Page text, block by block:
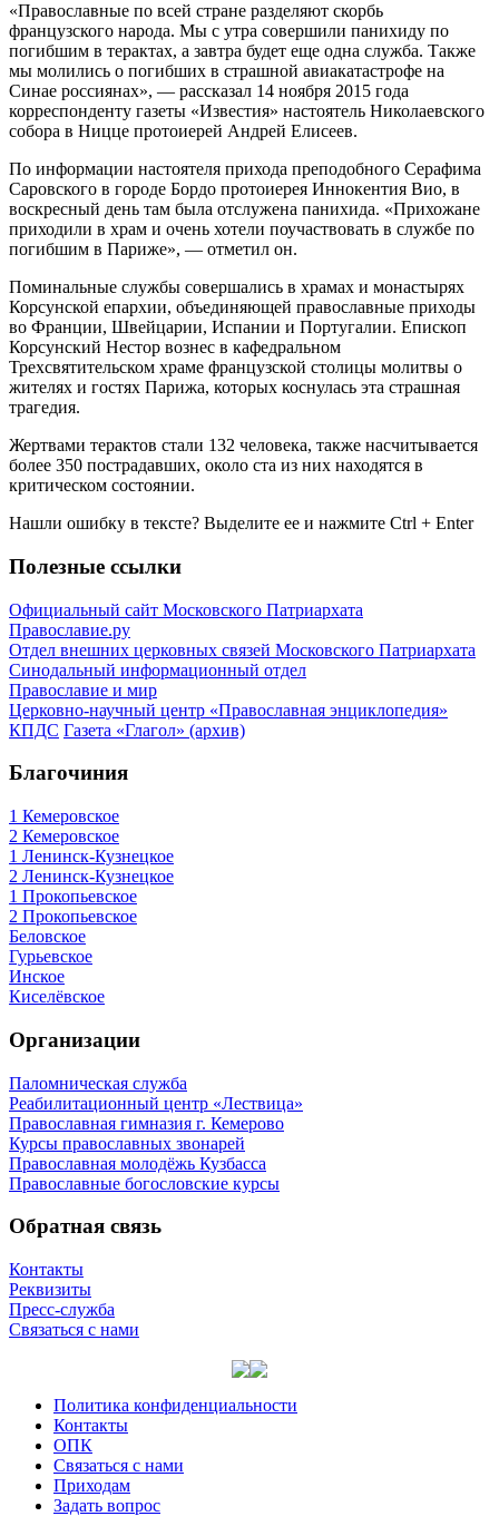
«Православные по всей стране разделяют скорбь
французского народа. Мы с утра совершили панихиду по
погибшим в терактах, а завтра будет еще одна служба. Также
мы молились о погибших в страшной авиакатастрофе на
Синае россиянах», — рассказал 14 ноября 2015 года
корреспонденту газеты «Известия» настоятель Николаевского
собора в Ницце протоиерей Андрей Елисеев.
По информации настоятеля прихода преподобного Серафима
Саровского в городе Бордо протоиерея Иннокентия Вио, в
воскресный день там была отслужена панихида. «Прихожане
приходили в храм и очень хотели поучаствовать в службе по
погибшим в Париже», — отметил он.
Поминальные службы совершались в храмах и монастырях
Корсунской епархии, объединяющей православные приходы
во Франции, Швейцарии, Испании и Португалии. Епископ
Корсунский Нестор вознес в кафедральном
Трехсвятительском храме французской столицы молитвы о
жителях и гостях Парижа, которых коснулась эта страшная
трагедия.
Жертвами терактов стали 132 человека, также насчитывается
более 350 пострадавших, около ста из них находятся в
критическом состоянии.
Нашли ошибку в тексте? Выделите ее и нажмите Ctrl + Enter
Полезные ссылки
Официальный сайт Московского Патриархата
Православие.ру
Отдел внешних церковных связей Московского Патриархата
Синодальный информационный отдел
Православие и мир
Церковно-научный центр «Православная энциклопедия»
КПДС Газета «Глагол» (архив)
Благочиния
1 Кемеровское
2 Кемеровское
1 Ленинск-Кузнецкое
2 Ленинск-Кузнецкое
1 Прокопьевское
2 Прокопьевское
Беловское
Гурьевское
Инское
Киселёвское
Организации
Паломническая служба
Реабилитационный центр «Лествица»
Православная гимназия г. Кемерово
Курсы православных звонарей
Православная молодёжь Кузбасса
Православные богословские курсы
Обратная связь
Контакты
Реквизиты
Пресс-служба
Связаться с нами
Политика конфиденциальности
Контакты
ОПК
Связаться с нами
Приходам
Задать вопрос